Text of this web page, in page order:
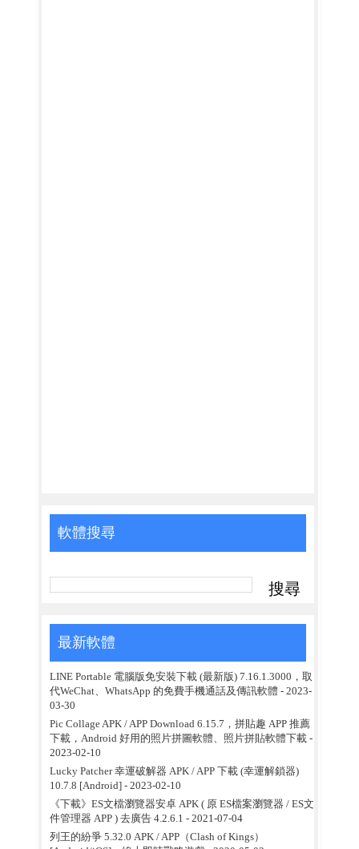
軟體搜尋
最新軟體
LINE Portable 電腦版免安裝下載 (最新版) 7.16.1.3000，取
代WeChat、WhatsApp 的免費手機通話及傳訊軟體 - 2023-
03-30
Pic Collage APK / APP Download 6.15.7，拼貼趣 APP 推薦
下載，Android 好用的照片拼圖軟體、照片拼貼軟體下載-
2023-02-10
Lucky Patcher 幸運破解器 APK / APP 下載 (幸運解鎖器)
10.7.8 [Android] - 2023-02-10
《下載》ES文檔瀏覽器安卓 APK ( 原 ES檔案瀏覽器 / ES文
件管理器 APP ) 去廣告 4.2.6.1 - 2021-07-04
列王的紛爭 5.32.0 APK / APP（Clash of Kings）